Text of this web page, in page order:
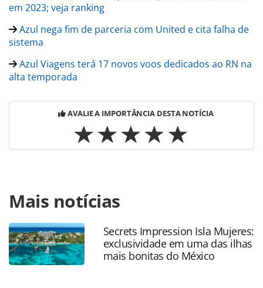
em 2023; veja ranking
Azul nega fim de parceria com United e cita falha de
sistema
Azul Viagens terá 17 novos voos dedicados ao RN na
alta temporada
AVALIE A IMPORTÂNCIA DESTA NOTÍCIA
https://www.panrotas.com.br/aviacao/empresas/2023/07/
pontuara-clientes-que-negociarem-imoveis-na-
florida_198527.html ou as ferramentas oferecidas na
página. Todo o conteúdo produzido pela PANROTAS
Editora é protegido pela legislação brasileira sobre direito
autoral. Não reproduza o conteúdo sem autorização da
Mais notícias
Secrets Impression Isla Mujeres:
exclusividade em uma das ilhas
mais bonitas do México